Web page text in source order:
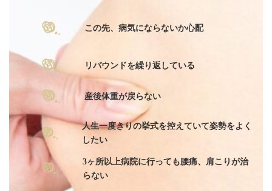
この先、病気にならないか心配
リバウンドを繰り返している
産後体重が戻らない
人生一度きりの挙式を控えていて姿勢をよく
したい
3ヶ所以上病院に行っても腰痛、肩こりが治
らない